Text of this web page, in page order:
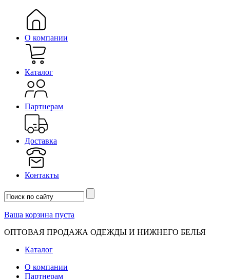
О компании
Каталог
Партнерам
Доставка
Контакты
Ваша корзина пуста
ОПТОВАЯ ПРОДАЖА ОДЕЖДЫ И НИЖНЕГО БЕЛЬЯ
Каталог
О компании
Партнерам